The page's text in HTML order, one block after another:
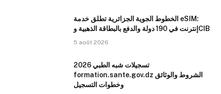
الخطوط الجوية الجزائرية تطلق خدمة eSIM:
إنترنت في 190 دولة والدفع بالبطاقة الذهبية وCIB
5 août 2026
تسجيلات شبه الطبي 2026
formation.sante.gov.dz الشروط والوثائق
وخطوات التسجيل